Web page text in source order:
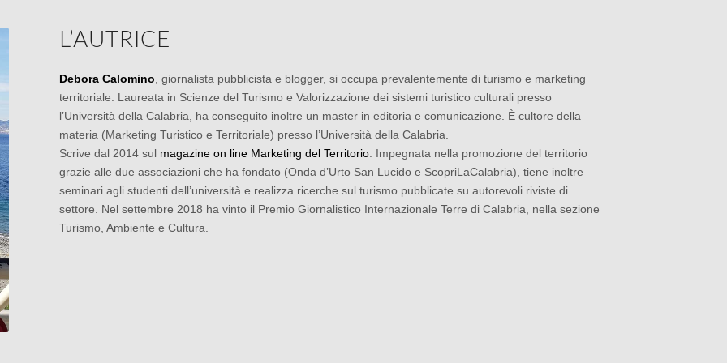
L’AUTRICE
Debora Calomino , giornalista pubblicista e blogger, si occupa prevalentemente di turismo e marketing
territoriale. Laureata in Scienze del Turismo e Valorizzazione dei sistemi turistico culturali presso
l’Università della Calabria, ha conseguito inoltre un master in editoria e comunicazione. È cultore della
materia (Marketing Turistico e Territoriale) presso l’Università della Calabria.
Scrive dal 2014 sul magazine on line Marketing del Territorio. Impegnata nella promozione del territorio
grazie alle due associazioni che ha fondato (Onda d’Urto San Lucido e ScopriLaCalabria), tiene inoltre
seminari agli studenti dell’università e realizza ricerche sul turismo pubblicate su autorevoli riviste di
settore. Nel settembre 2018 ha vinto il Premio Giornalistico Internazionale Terre di Calabria, nella sezione
Turismo, Ambiente e Cultura.